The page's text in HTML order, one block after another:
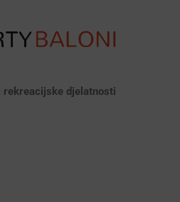
rekreacijske djelatnosti